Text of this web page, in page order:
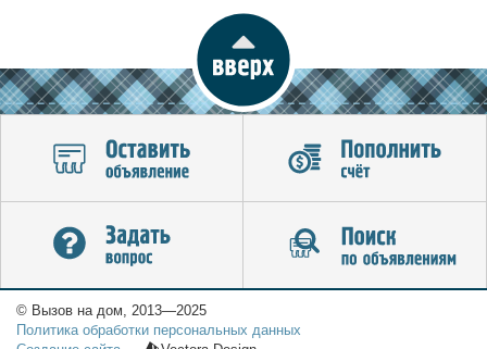
© Вызов на дом, 2013—2025
Политика обработки персональных данных